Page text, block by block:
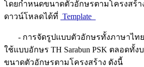
โดยกำหนดขนาดตัวอักษรตามโครงสร้า
ดาวน์โหลดได้ที่ Template
- การจัดรูปแบบตัวอักษรทั้งภาษาไท
ใช้แบบอักษร TH Sarabun PSK ตลอดทั้
ขนาดตัวอักษรตามโครงสร้าง ดังนี้